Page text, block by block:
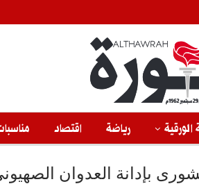
رياضة اقتصاد
بإدانة العدوان